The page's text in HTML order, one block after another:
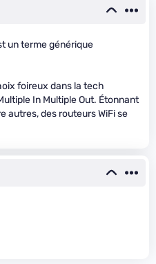
un terme générique
foireux dans la tech
In Multiple Out. Étonnant
autres, des routeurs WiFi se